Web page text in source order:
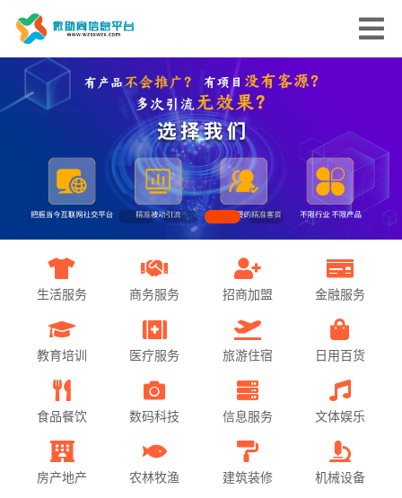
生活服务 商务服务 招商加盟 金融服务
教育培训 医疗服务 旅游住宿 日用百货
食品餐饮 数码科技 信息服务 文体娱乐
房产地产 农林牧渔 建筑装修 机械设备